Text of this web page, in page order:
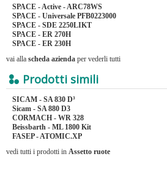
SPACE - Active - ARC78WS
SPACE - Universale PFB0223000
SPACE - SDE 2250LIKT
SPACE - ER 270H
SPACE - ER 230H
vai alla scheda azienda per vederli tutti
Prodotti simili
SICAM - SA 830 D³
Sicam - SA 880 D3
CORMACH - WR 328
Beissbarth - ML 1800 Kit
FASEP - ATOMIC.XP
vedi tutti i prodotti in Assetto ruote